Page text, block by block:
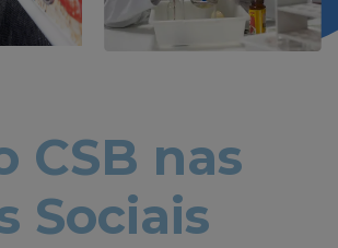
CSB nas
Sociais